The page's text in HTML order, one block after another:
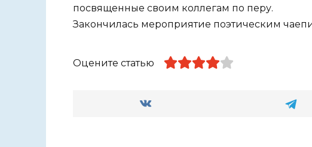
посвященные своим коллегам по перу.
Закончилась мероприятие поэтическим
Оцените статью